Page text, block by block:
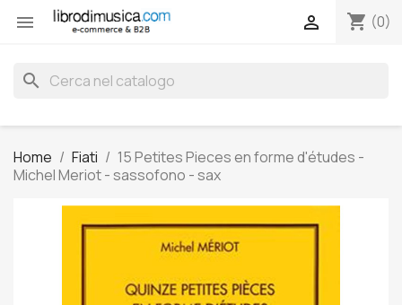
 shopping_cart (0)

search
Home Fiati
15 Petites Pieces en forme d'études -
Michel Meriot - sassofono - sax